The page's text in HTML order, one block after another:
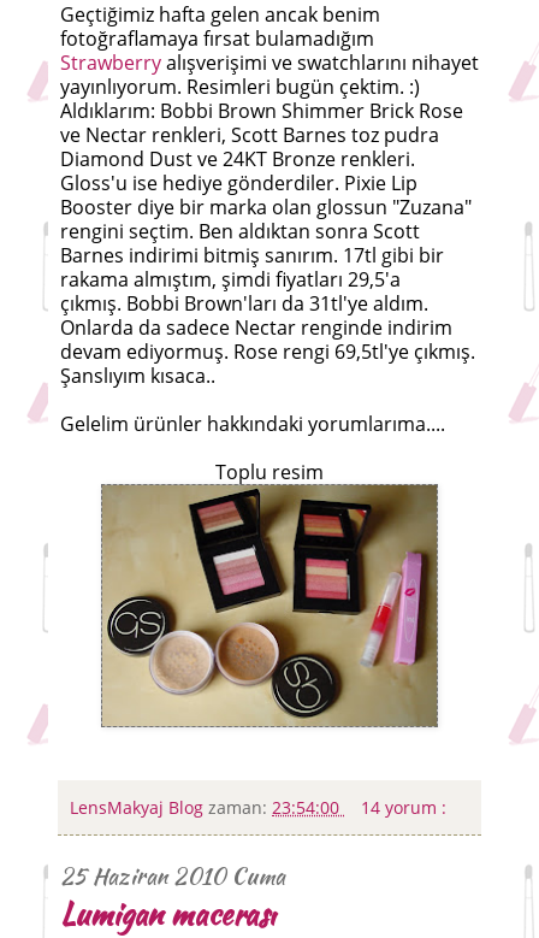
Geçtiğimiz hafta gelen ancak benim
fotoğraflamaya fırsat bulamadığım
Strawberryalışverişimi ve swatchlarını nihayet
yayınlıyorum. Resimleri bugün çektim. :)
Aldıklarım: Bobbi Brown Shimmer Brick Rose
ve Nectar renkleri, Scott Barnes toz pudra
Diamond Dust ve 24KT Bronze renkleri.
Gloss'u ise hediye gönderdiler. Pixie Lip
Booster diye bir marka olan glossun "Zuzana"
rengini seçtim. Ben aldıktan sonra Scott
Barnes indirimi bitmiş sanırım. 17tl gibi bir
rakama almıştım, şimdi fiyatları 29,5'a
çıkmış. Bobbi Brown'ları da 31tl'ye aldım.
Onlarda da sadece Nectar renginde indirim
devam ediyormuş. Rose rengi 69,5tl'ye çıkmış.
Şanslıyım kısaca..
Gelelim ürünler hakkındaki yorumlarıma....
Toplu resim
LensMakyaj Blog zaman: 23:54:00 14 yorum :
25 Haziran 2010 Cuma
Lumigan macerası